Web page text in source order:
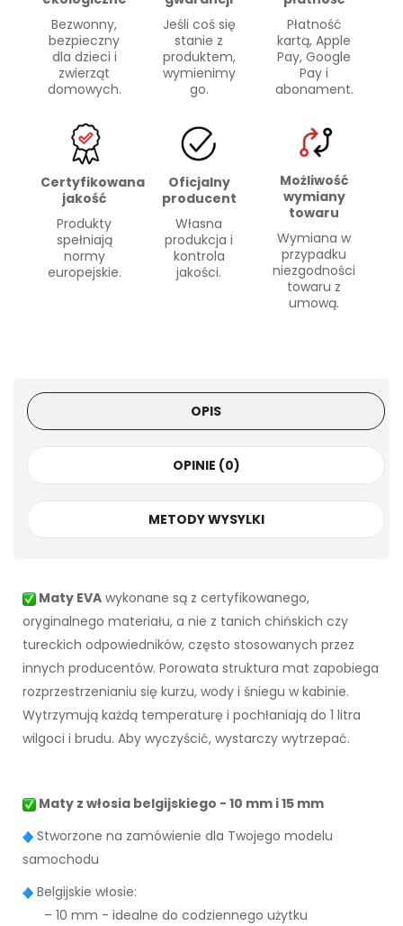
Bezwonny,
bezpieczny
dla dzieci i
zwierząt
domowych.
Jeśli coś się
stanie z
produktem,
wymienimy
go.
Płatność
kartą, Apple
Pay, Google
Pay i
abonament.
Certyfikowana
jakość
Produkty
spełniają
normy
europejskie.
Oficjalny
producent
Własna
produkcja i
kontrola
jakości.
Możliwość
wymiany
towaru
Wymiana w
przypadku
niezgodności
towaru z
umową.
OPIS
OPINIE (0)
METODY WYSYLKI
Maty EVA wykonane są z certyfikowanego,
oryginalnego materiału, a nie z tanich chińskich czy
tureckich odpowiedników, często stosowanych przez
innych producentów. Porowata struktura mat zapobiega
rozprzestrzenianiu się kurzu, wody i śniegu w kabinie.
Wytrzymują każdą temperaturę i pochłaniają do 1 litra
wilgoci i brudu. Aby wyczyścić, wystarczy wytrzepać.
Maty z włosia belgijskiego - 10 mm i 15 mm
Stworzone na zamówienie dla Twojego modelu
samochodu
Belgijskie włosie:
– 10 mm - idealne do codziennego użytku